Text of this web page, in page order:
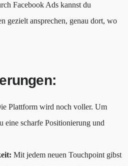
Facebook Ads kannst du
gezielt ansprechen, genau dort, wo
Plattform wird noch voller. Um
eine scharfe Positionierung und
Mit jedem neuen Touchpoint gibst